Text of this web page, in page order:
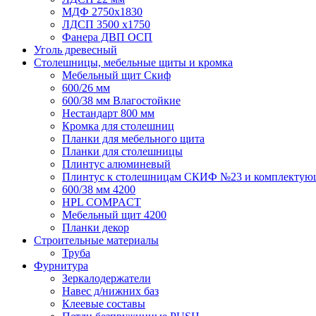
МДФ 2750х1830
ЛДСП 3500 х1750
Фанера ДВП ОСП
Уголь древесный
Столешницы, мебельные щиты и кромка
Мебельный щит Скиф
600/26 мм
600/38 мм Влагостойкие
Нестандарт 800 мм
Кромка для столешниц
Планки для мебельного щита
Планки для столешницы
Плинтус алюминевый
Плинтус к столешницам СКИФ №23 и
600/38 мм 4200
HPL COMPACT
Мебельный щит 4200
Планки декор
Строительные материалы
Труба
Фурнитура
Зеркалодержатели
Навес д/нижних баз
Клеевые составы